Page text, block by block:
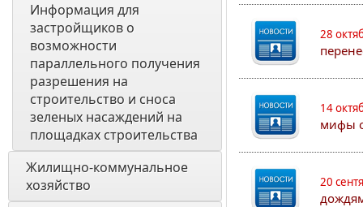
Информация для
застройщиков о
возможности
параллельного получения
разрешения на
строительство и сноса
зеленых насаждений на
площадках строительства
Жилищно-коммунальное
хозяйство
28
14
мифы
20